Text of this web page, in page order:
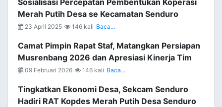
Sosialisasi Percepatan Pembentukan Koperasi
Merah Putih Desa se Kecamatan Senduro
23 April 2025 146 kali Baca...
Camat Pimpin Rapat Staf, Matangkan Persiapan
Musrenbang 2026 dan Apresiasi Kinerja Tim
09 Februari 2026 146 kali Baca...
Tingkatkan Ekonomi Desa, Sekcam Senduro
Hadiri RAT Kopdes Merah Putih Desa Senduro